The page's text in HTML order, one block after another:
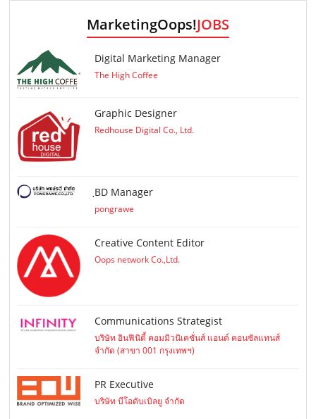
MarketingOops!JOBS
Digital Marketing Manager
The High Coffee
Graphic Designer
Redhouse Digital Co., Ltd.
ฺBD Manager
pongrawe
Creative Content Editor
Oops network Co.,Ltd.
Communications Strategist
บริษัท อินฟินิตี้ คอมมิวนิเคชั่นส์ แอนด์ คอนซัลแทนส์
จำกัด (สาขา 001 กรุงเทพฯ)
PR Executive
บริษัท บีโอดับเบิลยู จำกัด